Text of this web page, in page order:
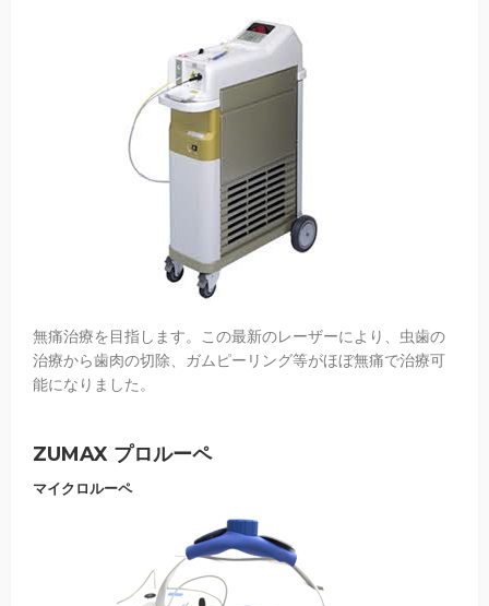
無痛治療を目指します。この最新のレーザーにより、虫歯の
治療から歯肉の切除、ガムピーリング等がほぼ無痛で治療可
能になりました。
ZUMAX プロルーペ
マイクロルーペ